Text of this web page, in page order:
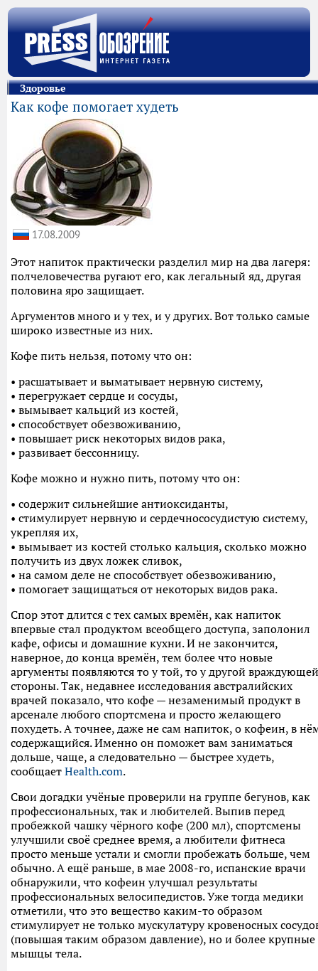
Здоровье
Как кофе помогает худеть
17.08.2009
Этот напиток практически разделил мир на два лагеря:
полчеловечества ругают его, как легальный яд, другая
половина яро защищает.
Аргументов много и у тех, и у других. Вот только самые
широко известные из них.
Кофе пить нельзя, потому что он:
• расшатывает и выматывает нервную систему,
• перегружает сердце и сосуды,
• вымывает кальций из костей,
• способствует обезвоживанию,
• повышает риск некоторых видов рака,
• развивает бессонницу.
Кофе можно и нужно пить, потому что он:
• содержит сильнейшие антиоксиданты,
• стимулирует нервную и сердечнососудистую систему,
укрепляя их,
• вымывает из костей столько кальция, сколько можно
получить из двух ложек сливок,
• на самом деле не способствует обезвоживанию,
• помогает защищаться от некоторых видов рака.
Спор этот длится с тех самых времён, как напиток
впервые стал продуктом всеобщего доступа, заполонил
кафе, офисы и домашние кухни. И не закончится,
наверное, до конца времён, тем более что новые
аргументы появляются то у той, то у другой враждующей
стороны. Так, недавнее исследования австралийских
врачей показало, что кофе — незаменимый продукт в
арсенале любого спортсмена и просто желающего
похудеть. А точнее, даже не сам напиток, о кофеин, в
содержащийся. Именно он поможет вам заниматься
дольше, чаще, а следовательно — быстрее худеть,
сообщает Health.com.
Свои догадки учёные проверили на группе бегунов, как
профессиональных, так и любителей. Выпив перед
пробежкой чашку чёрного кофе (200 мл), спортсмены
улучшили своё среднее время, а любители фитнеса
просто меньше устали и смогли пробежать больше, чем
обычно. А ещё раньше, в мае 2008-го, испанские врачи
обнаружили, что кофеин улучшал результаты
профессиональных велосипедистов. Уже тогда медики
отметили, что это вещество каким-то образом
стимулирует не только мускулатуру кровеносных
(повышая таким образом давление), но и более крупные
мышцы тела.